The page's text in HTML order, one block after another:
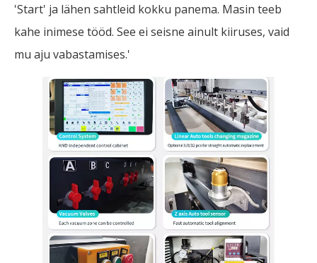
'Start' ja lähen sahtleid kokku panema. Masin teeb
kahe inimese tööd. See ei seisne ainult kiiruses, vaid
mu aju vabastamises.'